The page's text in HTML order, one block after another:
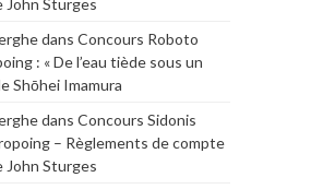
John Sturges
dans Concours Roboto
: « De l’eau tiède sous un
Shōhei Imamura
dans Concours Sidonis
– Règlements de compte
John Sturges